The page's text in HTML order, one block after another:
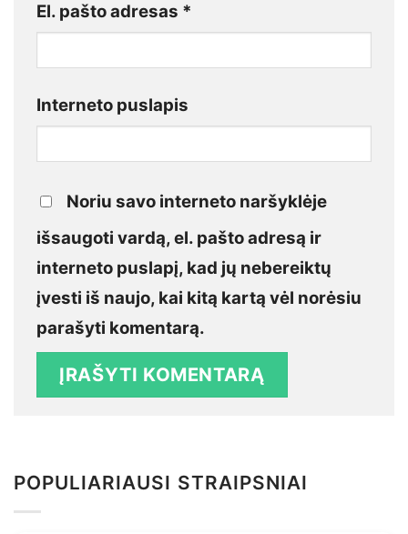
El. pašto adresas *
Interneto puslapis
Noriu savo interneto naršyklėje
išsaugoti vardą, el. pašto adresą ir
interneto puslapį, kad jų nebereiktų
įvesti iš naujo, kai kitą kartą vėl norėsiu
parašyti komentarą.
POPULIARIAUSI STRAIPSNIAI